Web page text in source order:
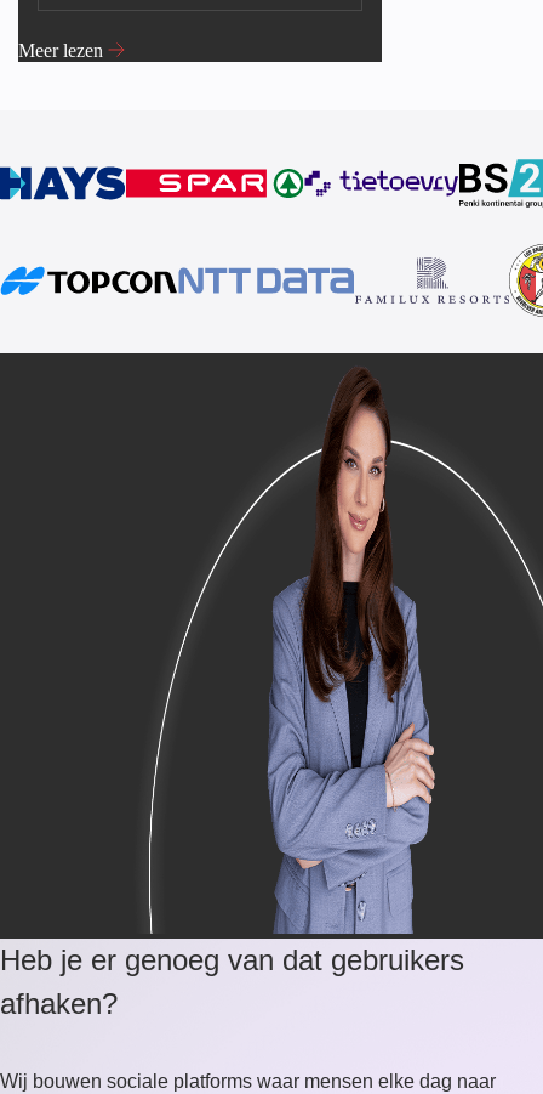
Meer lezen
Heb je er genoeg van dat gebruikers
afhaken?
Wij bouwen sociale platforms waar mensen elke dag naar